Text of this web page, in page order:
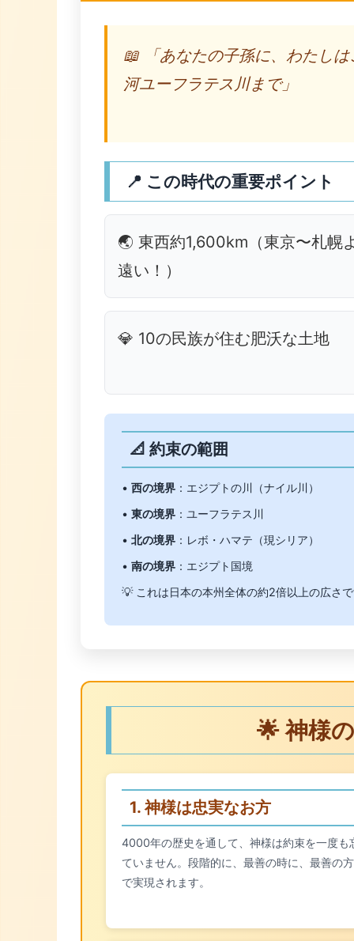
📖 「あなたの子孫に、わたし
河ユーフラテス川まで」
📍 この時代の重要ポイント
🌏 東西約1,600km（東京〜札幌
遠い！）
💎 10の民族が住む肥沃な土地
📐 約束の範囲
• 西の境界 ：エジプトの川（ナイル川）
• 東の境界 ：ユーフラテス川
• 北の境界 ：レボ・ハマテ（現シリア）
• 南の境界 ：エジプト国境
💡 これは日本の本州全体の約2倍以上の広さ
🌟 神様
1. 神様は忠実なお方
4000年の歴史を通して、神様は約束を一度も
ていません。段階的に、最善の時に、最善の
で実現されます。